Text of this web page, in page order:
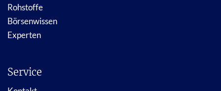
Rohstoffe
Börsenwissen
Experten
Service